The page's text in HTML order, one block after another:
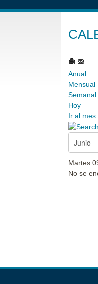
Anual
Mensual
Semanal
Hoy
Ir al
Martes
No se